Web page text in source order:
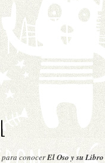
para conocerEl Oso y su Libro